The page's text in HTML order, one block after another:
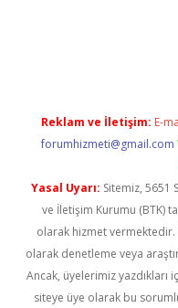
Reklam ve İletişim: E-
forumhizmeti@gmail.com
Yasal Uyarı: Sitemiz, 5651
ve İletişim Kurumu (BTK)
olarak hizmet
olarak denetleme veya
Ancak, üyelerimiz
siteye üye olarak bu